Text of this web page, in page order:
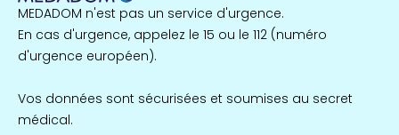
MEDADOM n'est pas un service d'urgence.
En cas d'urgence, appelez le 15 ou le 112 (numéro
d'urgence européen).
Vos données sont sécurisées et soumises au secret
médical.